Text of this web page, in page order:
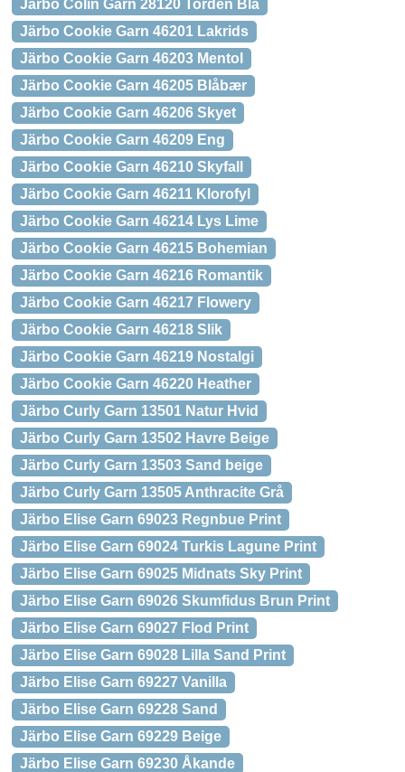
Järbo Colin Garn 28120 Torden Blå
Järbo Cookie Garn 46201 Lakrids
Järbo Cookie Garn 46203 Mentol
Järbo Cookie Garn 46205 Blåbær
Järbo Cookie Garn 46206 Skyet
Järbo Cookie Garn 46209 Eng
Järbo Cookie Garn 46210 Skyfall
Järbo Cookie Garn 46211 Klorofyl
Järbo Cookie Garn 46214 Lys Lime
Järbo Cookie Garn 46215 Bohemian
Järbo Cookie Garn 46216 Romantik
Järbo Cookie Garn 46217 Flowery
Järbo Cookie Garn 46218 Slik
Järbo Cookie Garn 46219 Nostalgi
Järbo Cookie Garn 46220 Heather
Järbo Curly Garn 13501 Natur Hvid
Järbo Curly Garn 13502 Havre Beige
Järbo Curly Garn 13503 Sand beige
Järbo Curly Garn 13505 Anthracite Grå
Järbo Elise Garn 69023 Regnbue Print
Järbo Elise Garn 69024 Turkis Lagune Print
Järbo Elise Garn 69025 Midnats Sky Print
Järbo Elise Garn 69026 Skumfidus Brun Print
Järbo Elise Garn 69027 Flod Print
Järbo Elise Garn 69028 Lilla Sand Print
Järbo Elise Garn 69227 Vanilla
Järbo Elise Garn 69228 Sand
Järbo Elise Garn 69229 Beige
Järbo Elise Garn 69230 Åkande